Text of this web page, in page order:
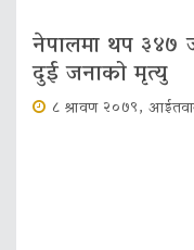
नेपालमा थप ३४७
दुई जनाको मृत्यु
८ श्रावण २०७९,